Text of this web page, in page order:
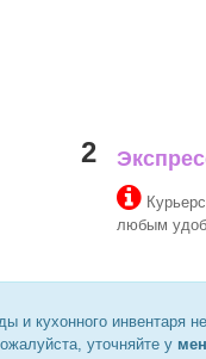
2
любым
и кухонного инвентаря
уточняйте у